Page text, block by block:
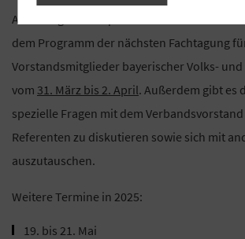
Aktuelle geschäftspolitische und fachliche
dem Programm der nächsten Fachtagung
Vorstandsmitglieder bayerischer Volks-
vom 31. März bis 2. April. Außerdem gibt es
spezielle Fragen mit dem
Referenten zu diskutieren sowie sich mit
auszutauschen.
Weitere Termine in 2025:
19. bis 21. Mai